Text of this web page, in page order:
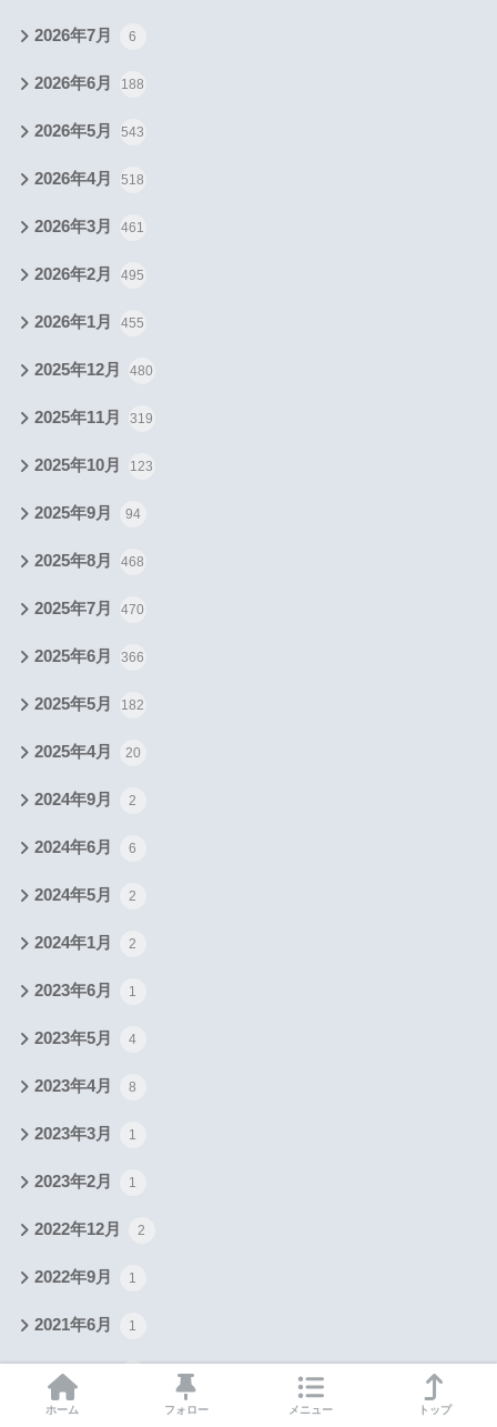
2026年7月 6
2026年6月 188
2026年5月 543
2026年4月 518
2026年3月 461
2026年2月 495
2026年1月 455
2025年12月 480
2025年11月 319
2025年10月 123
2025年9月 94
2025年8月 468
2025年7月 470
2025年6月 366
2025年5月 182
2025年4月 20
2024年9月 2
2024年6月 6
2024年5月 2
2024年1月 2
2023年6月 1
2023年5月 4
2023年4月 8
2023年3月 1
2023年2月 1
2022年12月 2
2022年9月 1
2021年6月 1
2021年3月
2021年2月
ホーム フォロー メニュー トップ